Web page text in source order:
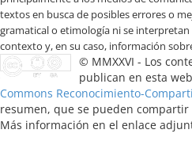
© MMXXVI - Los
publican en esta
Commons Reconocimiento-
resumen, que se pueden
Más información en el enlace